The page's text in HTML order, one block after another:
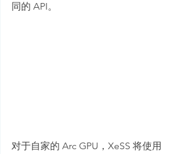
同的 API。
对于自家的 Arc GPU，XeSS 将使用